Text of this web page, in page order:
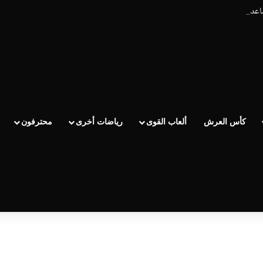
الوداد عيط ليهم قاضي التحقيق.. دابا حتى شي واحد ما بقا باغي يعاون”
كأس العرش ألعاب القوى رياضات أخرى محترفون